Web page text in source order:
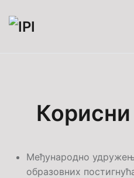
Skip to main content
Међународно
образовних